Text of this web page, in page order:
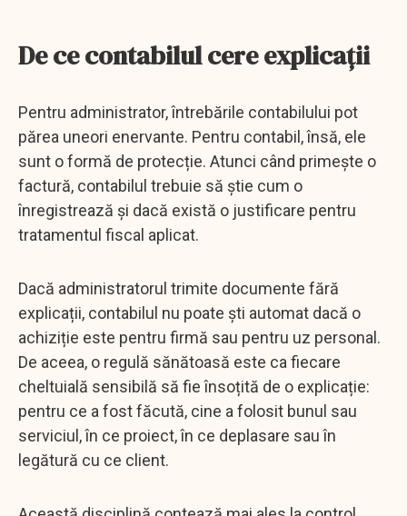
De ce contabilul cere explicații
Pentru administrator, întrebările contabilului pot
părea uneori enervante. Pentru contabil, însă, ele
sunt o formă de protecție. Atunci când primește o
factură, contabilul trebuie să știe cum o
înregistrează și dacă există o justificare pentru
tratamentul fiscal aplicat.
Dacă administratorul trimite documente fără
explicații, contabilul nu poate ști automat dacă o
achiziție este pentru firmă sau pentru uz personal.
De aceea, o regulă sănătoasă este ca fiecare
cheltuială sensibilă să fie însoțită de o explicație:
pentru ce a fost făcută, cine a folosit bunul sau
serviciul, în ce proiect, în ce deplasare sau în
legătură cu ce client.